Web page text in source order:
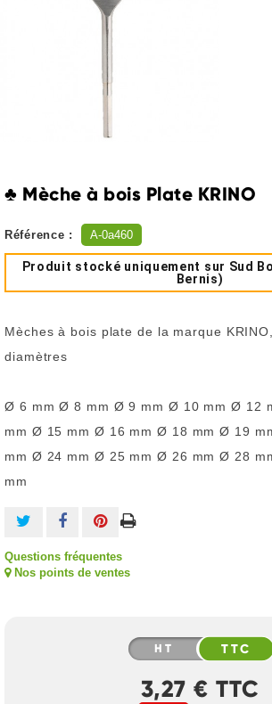
♣ Mèche à bois Plate KRINO
Référence : A-0a460
Produit stocké uniquement sur Sud
Bernis)
Mèches à bois plate de la marque
diamètres
Ø 6 mm Ø 8 mm Ø 9 mm Ø 10 mm Ø 12
mm Ø 15 mm Ø 16 mm Ø 18 mm Ø 19
mm Ø 24 mm Ø 25 mm Ø 26 mm Ø 28
mm
Questions fréquentes
Nos points de ventes
HT TTC
3,27 € TTC